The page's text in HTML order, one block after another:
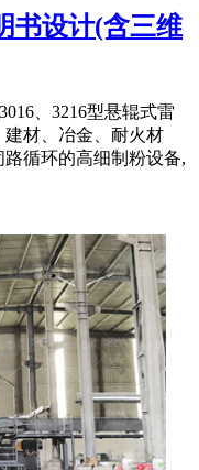
书设计(含三维
、3216型悬辊式雷
材、冶金、耐火材
循环的高细制粉设备,